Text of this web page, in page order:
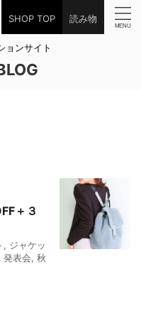
SHOP TOP 読み物
ョンサイト
＋３
, ジャケッ
発表会, 秋